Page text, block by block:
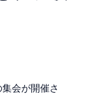
会が開催さ